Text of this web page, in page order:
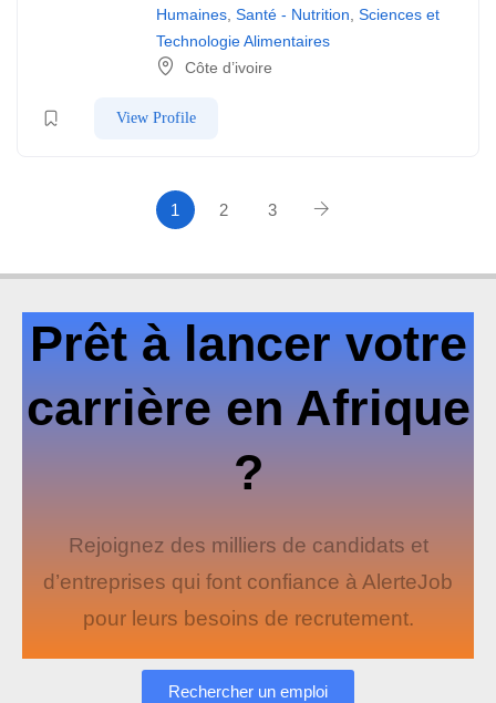
Humaines, Santé - Nutrition, Sciences et
Technologie Alimentaires
Côte d’ivoire
View Profile
1 2 3
Prêt à lancer votre
carrière en Afrique
?
Rejoignez des milliers de candidats et
d’entreprises qui font confiance à AlerteJob
pour leurs besoins de recrutement.
Rechercher un emploi